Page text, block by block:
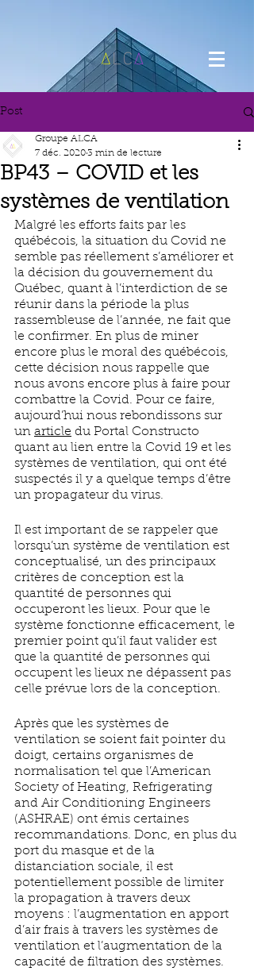
Post
BP43 – COVID et les
systèmes de ventilation
Groupe ALCA
7 déc. 20203 min de lecture
Malgré les efforts faits par les
québécois, la situation du Covid ne
semble pas réellement s’améliorer et
la décision du gouvernement du
Québec, quant à l’interdiction de se
réunir dans la période la plus
rassembleuse de l’année, ne fait que
le confirmer. En plus de miner
encore plus le moral des québécois,
cette décision nous rappelle que
nous avons encore plus à faire pour
combattre la Covid. Pour ce faire,
aujourd’hui nous rebondissons sur
un article du Portal Constructo
quant au lien entre la Covid 19 et les
systèmes de ventilation, qui ont été
suspectés il y a quelque temps d’être
un propagateur du virus.
Il est important de se rappeler que
lorsqu’un système de ventilation est
conceptualisé, un des principaux
critères de conception est la
quantité de personnes qui
occuperont les lieux. Pour que le
système fonctionne efficacement, le
premier point qu’il faut valider est
que la quantité de personnes qui
occupent les lieux ne dépassent pas
celle prévue lors de la conception.
Après que les systèmes de
ventilation se soient fait pointer du
doigt, certains organismes de
normalisation tel que l’American
Society of Heating, Refrigerating
and Air Conditioning Engineers
(ASHRAE) ont émis certaines
recommandations. Donc, en plus du
port du masque et de la
distanciation sociale, il est
potentiellement possible de limiter
la propagation à travers deux
moyens : l’augmentation en apport
d’air frais à travers les systèmes de
ventilation et l’augmentation de la
capacité de filtration des systèmes.